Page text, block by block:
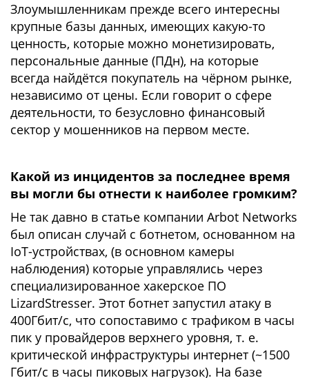
Злоумышленникам прежде всего интересны
крупные базы данных, имеющих какую-то
ценность, которые можно монетизировать,
персональные данные (ПДн), на которые
всегда найдётся покупатель на чёрном рынке,
независимо от цены. Если говорит о сфере
деятельности, то безусловно финансовый
сектор у мошенников на первом месте.
Какой из инцидентов за последнее время
вы могли бы отнести к наиболее громким?
Не так давно в статье компании Arbot Networks
был описан случай с ботнетом, основанном на
IoT-устройствах, (в основном камеры
наблюдения) которые управлялись через
специализированное хакерское ПО
LizardStresser. Этот ботнет запустил атаку в
400Гбит/с, что сопоставимо с трафиком в часы
пик у провайдеров верхнего уровня, т. е.
критической инфраструктуры интернет (~1500
Гбит/с в часы пиковых нагрузок). На базе